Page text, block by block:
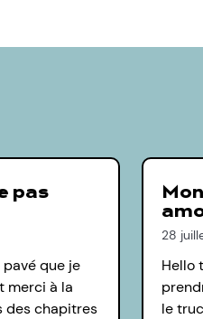
pas
que je
merci à la
des chapitres
28
Hello
le